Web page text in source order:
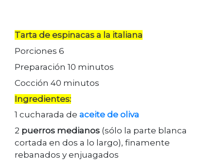
Tarta de espinacas a la italiana
Porciones 6
Preparación 10 minutos
Cocción 40 minutos
Ingredientes:
1 cucharada de aceite de oliva
2 puerros medianos (sólo la parte blanca
cortada en dos a lo largo), finamente
rebanados y enjuagados